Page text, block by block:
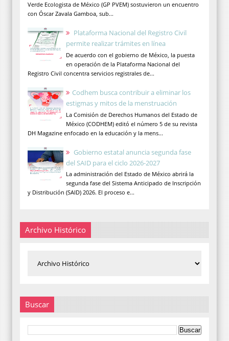
Verde Ecologista de México (GP PVEM) sostuvieron un encuentro
con Óscar Zavala Gamboa, sub...
Plataforma Nacional del Registro Civil
permite realizar trámites en línea
De acuerdo con el gobierno de México, la puesta
en operación de la Plataforma Nacional del
Registro Civil concentra servicios registrales de...
Codhem busca contribuir a eliminar los
estigmas y mitos de la menstruación
La Comisión de Derechos Humanos del Estado de
México (CODHEM) editó el número 5 de su revista
DH Magazine enfocado en la educación y la mens...
Gobierno estatal anuncia segunda fase
del SAID para el ciclo 2026-2027
La administración del Estado de México abrirá la
segunda fase del Sistema Anticipado de Inscripción
y Distribución (SAID) 2026. El proceso e...
Archivo Histórico
Buscar